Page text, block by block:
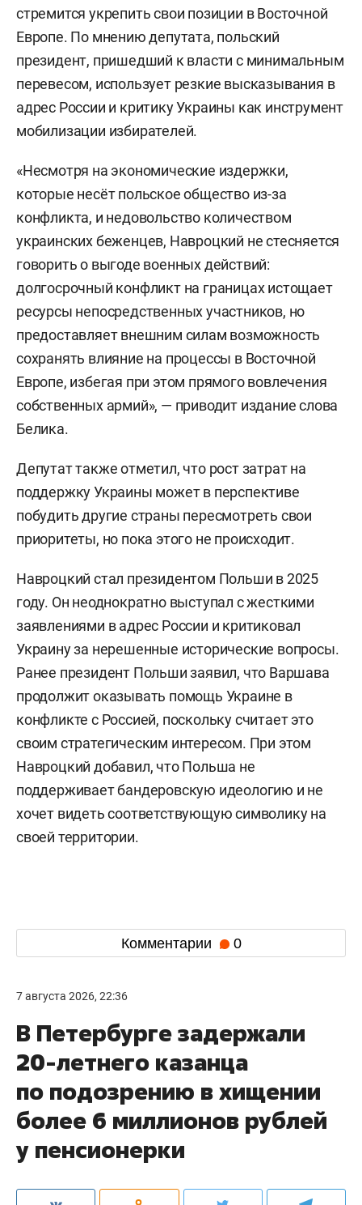
стремится укрепить свои позиции в Восточной
Европе. По мнению депутата, польский
президент, пришедший к власти с минимальным
перевесом, использует резкие высказывания в
адрес России и критику Украины как инструмент
мобилизации избирателей.
«Несмотря на экономические издержки,
которые несёт польское общество из-за
конфликта, и недовольство количеством
украинских беженцев, Навроцкий не стесняется
говорить о выгоде военных действий:
долгосрочный конфликт на границах истощает
ресурсы непосредственных участников, но
предоставляет внешним силам возможность
сохранять влияние на процессы в Восточной
Европе, избегая при этом прямого вовлечения
собственных армий», — приводит издание слова
Белика.
Депутат также отметил, что рост затрат на
поддержку Украины может в перспективе
побудить другие страны пересмотреть свои
приоритеты, но пока этого не происходит.
Навроцкий стал президентом Польши в 2025
году. Он неоднократно выступал с жесткими
заявлениями в адрес России и критиковал
Украину за нерешенные исторические вопросы.
Ранее президент Польши заявил, что Варшава
продолжит оказывать помощь Украине в
конфликте с Россией, поскольку считает это
своим стратегическим интересом. При этом
Навроцкий добавил, что Польша не
поддерживает бандеровскую идеологию и не
хочет видеть соответствующую символику на
своей территории.
Комментарии 0
7 августа 2026, 22:36
В Петербурге задержали
20-летнего казанца
по подозрению в хищении
более 6 миллионов рублей
у пенсионерки